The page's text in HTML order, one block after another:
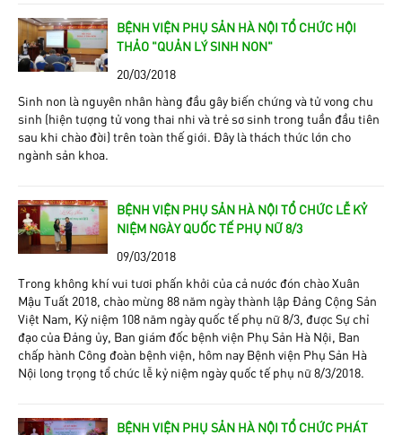
BỆNH VIỆN PHỤ SẢN HÀ NỘI TỔ CHỨC HỘI
THẢO “QUẢN LÝ SINH NON”
20/03/2018
Sinh non là nguyên nhân hàng đầu gây biến chứng và tử vong chu
sinh (hiện tượng tử vong thai nhi và trẻ sơ sinh trong tuần đầu tiên
sau khi chào đời) trên toàn thế giới. Đây là thách thức lớn cho
ngành sản khoa.
BỆNH VIỆN PHỤ SẢN HÀ NỘI TỔ CHỨC LỄ KỶ
NIỆM NGÀY QUỐC TẾ PHỤ NỮ 8/3
09/03/2018
Trong không khí vui tươi phấn khởi của cả nước đón chào Xuân
Mậu Tuất 2018, chào mừng 88 năm ngày thành lập Đảng Cộng Sản
Việt Nam, Kỷ niệm 108 năm ngày quốc tế phụ nữ 8/3, được Sự chỉ
đạo của Đảng ủy, Ban giám đốc bệnh viện Phụ Sản Hà Nội, Ban
chấp hành Công đoàn bệnh viện, hôm nay Bệnh viện Phụ Sản Hà
Nội long trọng tổ chức lễ kỷ niệm ngày quốc tế phụ nữ 8/3/2018.
BỆNH VIỆN PHỤ SẢN HÀ NỘI TỔ CHỨC PHÁT